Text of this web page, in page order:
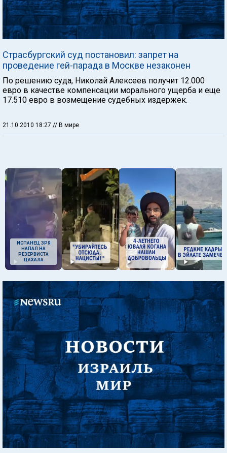
Страсбургский суд постановил: запрет на
проведение гей-парада в Москве незаконен
По решению суда, Николай Алексеев получит 12.000
евро в качестве компенсации морального ущерба и еще
17.510 евро в возмещение судебных издержек.
21.10.2010 18:27 // В мире
ИСПАНЕЦ ЗРЯ
НАПАЛ НА
РЕЗЕРВИСТА
ЦАХАЛА